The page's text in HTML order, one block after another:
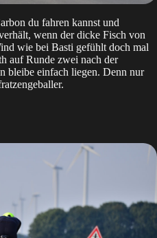
du fahren kannst und
wenn der dicke Fisch von
wie bei Basti gefühlt doch mal
auf Runde zwei nach der
bleibe einfach liegen. Denn nur